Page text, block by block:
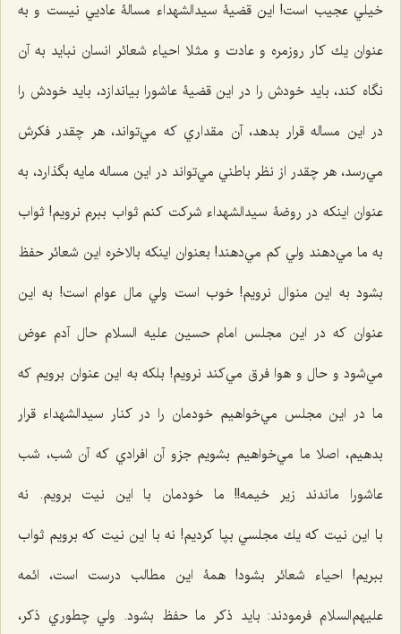
خيلي عجيب است! اين قضيۀ سيدالشهداء مسالۀ عادیي نيست و به
عنوان يك كار روزمره و عادت و مثلا احياء شعائر انسان نبايد به آن
نگاه كند، بايد خودش را در اين قضيۀ عاشورا بياندازد، بايد خودش را
در اين مساله قرار بدهد، آن مقداري كه مي‌تواند، هر چقدر فكرش
مي‌رسد، هر چقدر از نظر باطني مي‌تواند در اين مساله مايه بگذارد، به
عنوان اينكه در روضۀ سيدالشهداء شركت كنم ثواب ببرم نرويم! ثواب
به ما مي‌دهند ولي كم مي‌دهند! بعنوان اينكه بالاخره اين شعائر حفظ
بشود به اين منوال نرويم! خوب است ولي مال عوام است! به اين
عنوان كه در اين مجلس امام حسين علیه السلام حال آدم عوض
مي‌شود و حال و هوا فرق مي‌كند نرويم! بلکه به اين عنوان برويم كه
ما در اين مجلس مي‌خواهيم خودمان را در كنار سيدالشهدا‌ء‌ قرار
بدهيم، اصلا ما مي‌خواهيم بشويم جزو آن افرادي كه آن شب،‌ شب
عاشورا ماندند زير خيمه!! ما خودمان با اين نيت برويم. نه
با این نيت كه يك مجلسي بپا كرديم! نه با اين نيت كه برويم ثواب
ببريم! احياء شعائر بشود! همۀ این مطالب درست است، ائمه
عليهم‌السلام فرمودند: بايد ذكر ما حفظ بشود. ولي چطوري ذكر،